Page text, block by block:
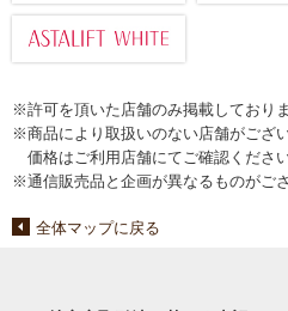
※許可を頂いた店舗のみ掲載しておりま
※商品により取扱いのない店舗がござ
価格はご利用店舗にてご確認ください
※通信販売品と企画が異なるものがご
全体マップに戻る